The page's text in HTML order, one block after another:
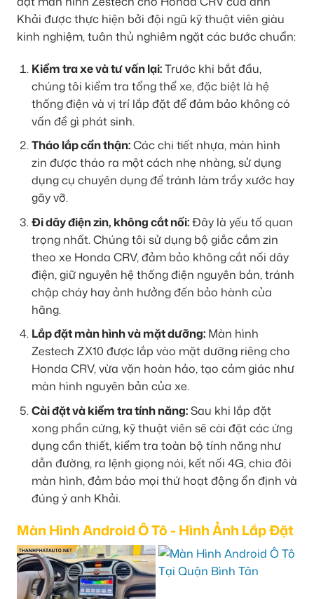
Khải được thực hiện bởi đội ngũ kỹ thuật viên giàu
kinh nghiệm, tuân thủ nghiêm ngặt các bước chuẩn:
Kiểm tra xe và tư vấn lại:Trước khi bắt đầu,
chúng tôi kiểm tra tổng thể xe, đặc biệt là hệ
thống điện và vị trí lắp đặt để đảm bảo không có
vấn đề gì phát sinh.
Tháo lắp cẩn thận:Các chi tiết nhựa, màn hình
zin được tháo ra một cách nhẹ nhàng, sử dụng
dụng cụ chuyên dụng để tránh làm trầy xước hay
gãy vỡ.
Đi dây điện zin, không cắt nối:Đây là yếu tố quan
trọng nhất. Chúng tôi sử dụng bộ giắc cắm zin
theo xe Honda CRV, đảm bảo không cắt nối dây
điện, giữ nguyên hệ thống điện nguyên bản, tránh
chập cháy hay ảnh hưởng đến bảo hành của
hãng.
Lắp đặt màn hình và mặt dưỡng:Màn hình
Zestech ZX10 được lắp vào mặt dưỡng riêng cho
Honda CRV, vừa vặn hoàn hảo, tạo cảm giác như
màn hình nguyên bản của xe.
Cài đặt và kiểm tra tính năng:Sau khi lắp đặt
xong phần cứng, kỹ thuật viên sẽ cài đặt các ứng
dụng cần thiết, kiểm tra toàn bộ tính năng như
dẫn đường, ra lệnh giọng nói, kết nối 4G, chia đôi
màn hình, đảm bảo mọi thứ hoạt động ổn định và
đúng ý anh Khải.
Màn Hình Android Ô Tô - Hình Ảnh Lắp Đặt